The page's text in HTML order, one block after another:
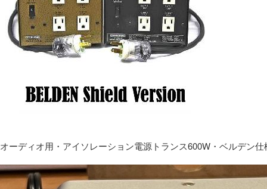
オーディオ用・アイソレーション電源トランス600W・ベルデン仕